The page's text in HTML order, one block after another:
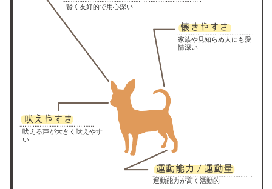
賢く友好的で用心深い
家族や見知らぬ人にも愛
情深い
吠える声が大きく吠えやす
い
運動能力が高く活動的